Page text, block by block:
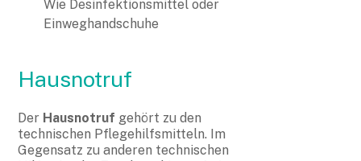
Wie Desinfektionsmittel oder
Einweghandschuhe
Hausnotruf
Der Hausnotruf gehört zu den
technischen Pflegehilfsmitteln. Im
Gegensatz zu anderen technischen